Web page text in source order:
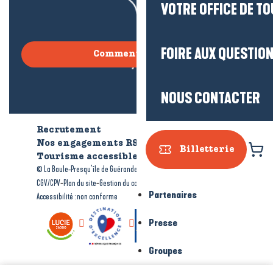
VOTRE OFFICE DE
FOIRE AUX
NOUS CONTACTER
Billetterie
Partenaires
Presse
Groupes
Comment venir ?
Recrutement
Qui sommes-nous ?
Nos engagements RSE
Tourisme accessible
© La Baule-Presqu’île de Guérande tourisme-Mentions légales-
CGV/CPV-Plan du site-Gestion du consentement
Accessibilité : non conforme